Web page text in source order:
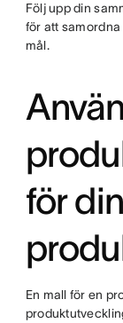
Följ upp din
för att
mål.
för
En mall för en